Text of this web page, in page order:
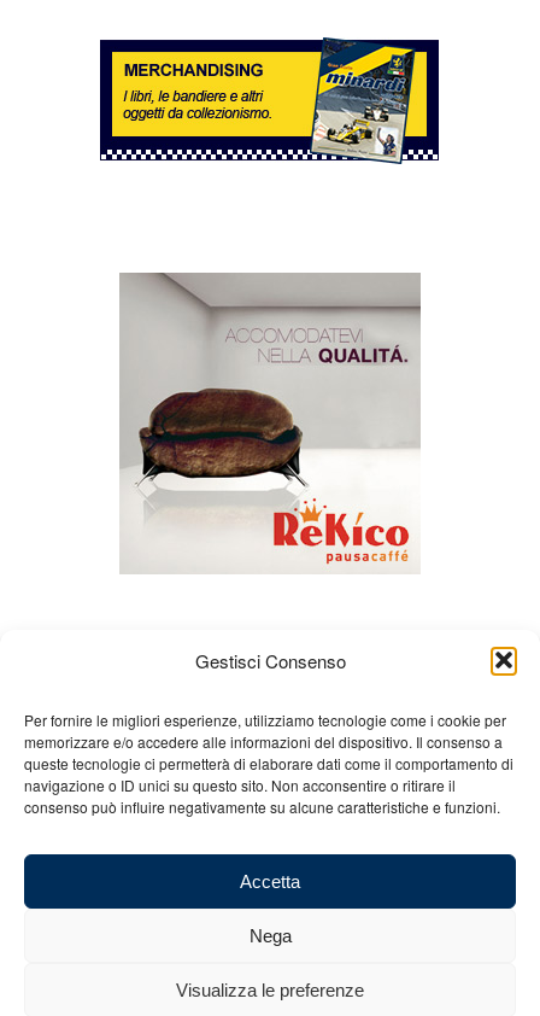
Gestisci Consenso
Per fornire le migliori esperienze, utilizziamo tecnologie come i cookie per
memorizzare e/o accedere alle informazioni del dispositivo. Il consenso a
queste tecnologie ci permetterà di elaborare dati come il comportamento di
navigazione o ID unici su questo sito. Non acconsentire o ritirare il
consenso può influire negativamente su alcune caratteristiche e funzioni.
Accetta
Nega
Visualizza le preferenze
About us Gian Carlo Minardi
Gear
Merchandising
Partners Contact us
number: 03101011207 - REA: BO 491926 (sede legale) - REA: RA 199431